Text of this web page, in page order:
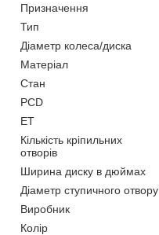
Призначення
Тип
Діаметр колеса/диска
Матеріал
Стан
PCD
ET
Кількість кріпильних
отворів
Ширина диску в дюймах
Діаметр ступичного отвору
Виробник
Колір